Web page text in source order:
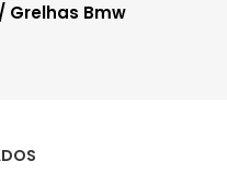
/ Grelhas Bmw